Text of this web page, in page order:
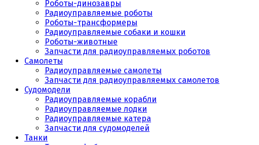
Роботы-динозавры
Радиоуправляемые роботы
Роботы-трансформеры
Радиоуправляемые собаки и кошки
Роботы-животные
Запчасти для радиоуправляемых роботов
Самолеты
Радиоуправляемые самолеты
Запчасти для радиоуправляемых самолетов
Судомодели
Радиоуправляемые корабли
Радиоуправляемые лодки
Радиоуправляемые катера
Запчасти для судомоделей
Танки